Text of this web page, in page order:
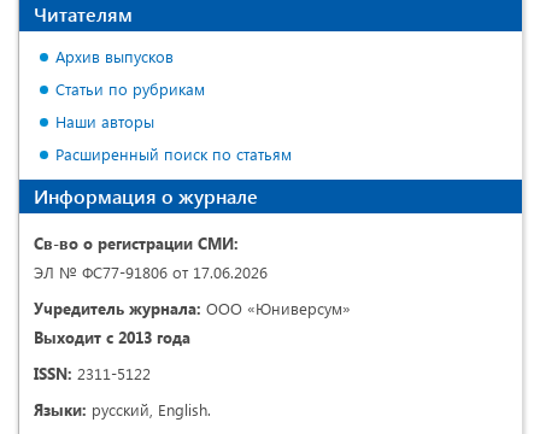
Читателям
Архив выпусков
Статьи по рубрикам
Наши авторы
Расширенный поиск по статьям
Информация о журнале
Св-во о регистрации СМИ:
ЭЛ № ФС77-91806 от 17.06.2026
Учредитель журнала: ООО «Юниверсум»
Выходит с 2013 года
ISSN: 2311-5122
Языки: русский, English.